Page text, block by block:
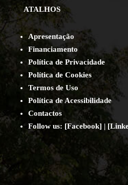
ATALHOS
Apresentação
Financiamento
Política de Privacidade
Política de Cookies
Termos de Uso
Política de Acessibilidade
Contactos
Follow us: [Facebook] | [